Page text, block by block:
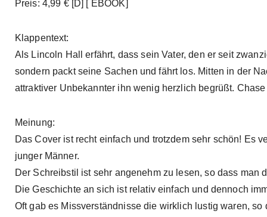
Preis: 4,99 € [D] [ EBOOK]
Klappentext:
Als Lincoln Hall erfährt, dass sein Vater, den er seit
sondern packt seine Sachen und fährt los. Mitten in der
attraktiver Unbekannter ihn wenig herzlich begrüßt.
Meinung:
Das Cover ist recht einfach und trotzdem sehr schön! Es
junger Männer.
Der Schreibstil ist sehr angenehm zu lesen, so dass man
Die Geschichte an sich ist relativ einfach und dennoch
Oft gab es Missverständnisse die wirklich lustig waren,